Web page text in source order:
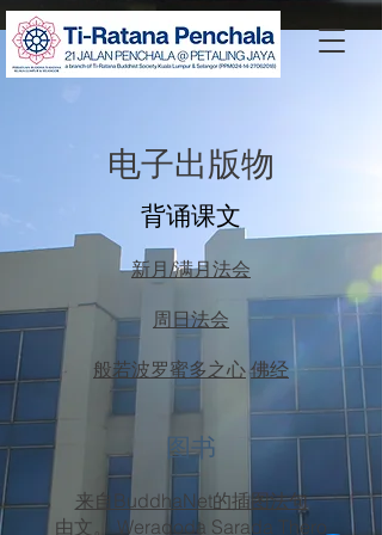
电子出版物
背诵课文
新月/满月法会
周日法会
般若波罗蜜多之心 佛经
图书
来自BuddhaNet的插图法句
由文。 Weragoda Sarada Thero